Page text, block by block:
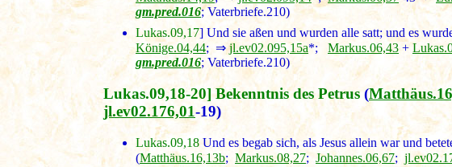
gm.pred.016; Vaterbriefe.210)
Lukas.09,17] Und sie aßen und wurden alle satt; und es
Könige.04,44; ⇒jl.ev02.095,15a*; Markus.06,43 +
gm.pred.016; Vaterbriefe.210)
Lukas.09,18-20] Bekenntnis des Petrus (
jl.ev02.176,01-19)
Lukas.09,18Und es begab sich, als Jesus allein war und
(Matthäus.16,13b; Markus.08,27; Johannes.06,67;